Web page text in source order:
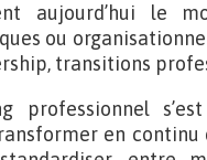
aujourd’hui le
ou
transitions
professionnel
en continu